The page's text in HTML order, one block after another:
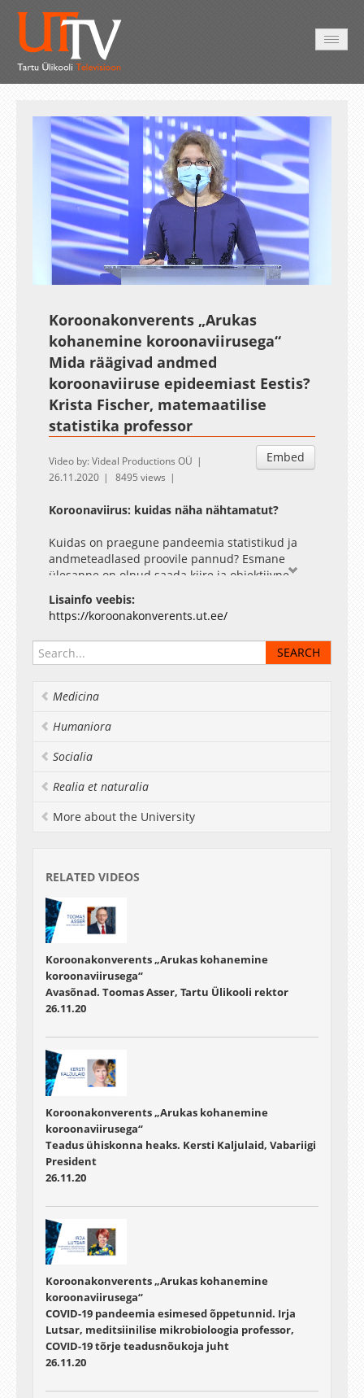
UnmuteLoaded:
4.31%
Esituskiirused
Subtitles
Auto
Koroonakonverents „Arukas
kohanemine koroonaviirusega“
Mida räägivad andmed
koroonaviiruse epideemiast Eestis?
Krista Fischer, matemaatilise
statistika professor
Embed
Video by: Videal Productions OÜ
26.11.2020
8495 views
Koroonaviirus: kuidas näha nähtamatut?
Kuidas on praegune pandeemia statistikud ja
andmeteadlased proovile pannud? Esmane
ülesanne on olnud saada kiire ja objektiivne
ülevaade andmetest. Veidi rohkem süvitsi minev
andmeanalüüs on andnud COVID-19 kohta
olulisi teadmisi, mis aitavad paremini hinnata
viiruse ohtlikkust ja planeerida meetmeid. Üks
keerukamaid ülesandeid on aga epideemia kulu
üle, millele seejuures tugineda saame ja kui
hästi on see seni õnnestunud.
Lisainfo veebis:
https://koroonakonverents.ut.ee/
Medicina
Humaniora
Socialia
Realia et naturalia
More about the University
RELATED VIDEOS
Koroonakonverents „Arukas kohanemine
koroonaviirusega“
Avasõnad. Toomas Asser, Tartu Ülikooli rektor
26.11.20
Koroonakonverents „Arukas kohanemine
koroonaviirusega“
Teadus ühiskonna heaks. Kersti Kaljulaid, Vabariigi
President
26.11.20
Koroonakonverents „Arukas kohanemine
koroonaviirusega“
COVID-19 pandeemia esimesed õppetunnid. Irja
Lutsar, meditsiinilise mikrobioloogia professor,
COVID-19 tõrje teadusnõukoja juht
26.11.20